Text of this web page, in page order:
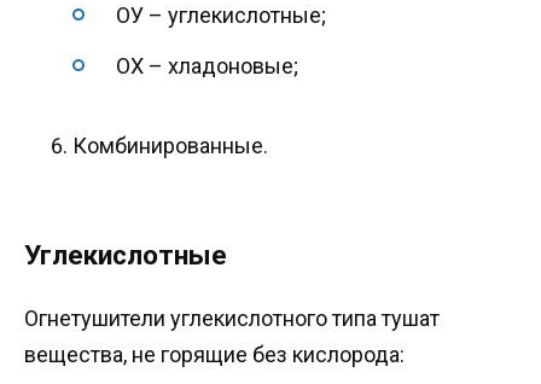
ОУ – углекислотные;
ОХ – хладоновые;
Комбинированные.
Углекислотные
Огнетушители углекислотного типа тушат
вещества, не горящие без кислорода: